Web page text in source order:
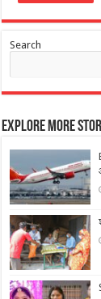
Search
Explore More